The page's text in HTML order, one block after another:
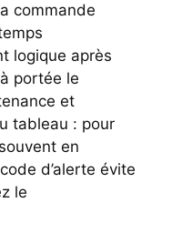
commande
logique après
portée le
et
tableau : pour
en
d’alerte évite
le